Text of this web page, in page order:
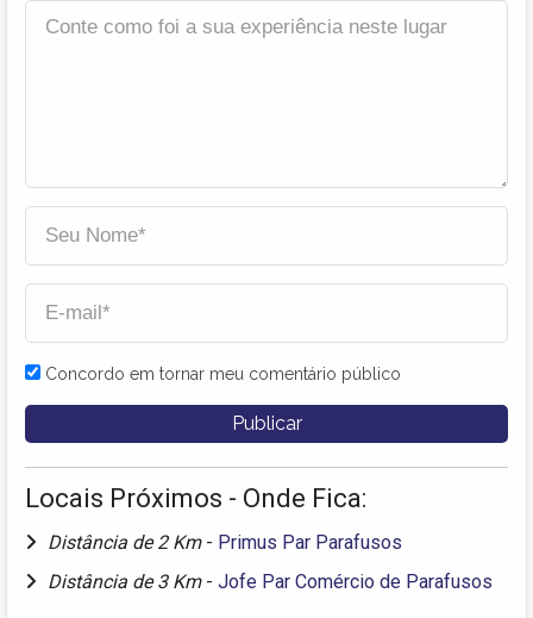
Concordo em tornar meu comentário público
Locais Próximos - Onde Fica:
Distância de 2 Km - Primus Par Parafusos
Distância de 3 Km - Jofe Par Comércio de Parafusos